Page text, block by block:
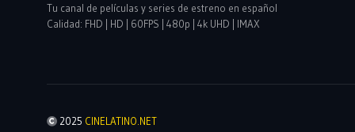
Tu canal de películas y series de estreno en español
Calidad: FHD | HD | 60FPS | 480p | 4k UHD | IMAX
2025 CINELATINO.NET